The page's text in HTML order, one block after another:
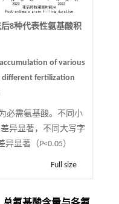
8种代表性氨基酸积
of various
different fertilization
必需氨基酸。不同小
异显著，不同大写字
异显著（P<0.05）
Full size